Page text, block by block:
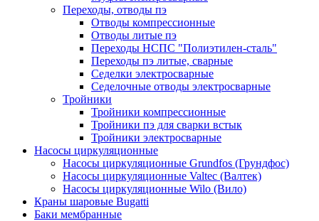
Переходы, отводы пэ
Отводы компрессионные
Отводы литые пэ
Переходы НСПС "Полиэтилен-сталь"
Переходы пэ литые, сварные
Седелки электросварные
Седелочные отводы электросварные
Тройники
Тройники компрессионные
Тройники пэ для сварки встык
Тройники электросварные
Насосы циркуляционные
Насосы циркуляционные Grundfos (Грундфос)
Насосы циркуляционные Valtec (Валтек)
Насосы циркуляционные Wilo (Вило)
Краны шаровые Bugatti
Баки мембранные